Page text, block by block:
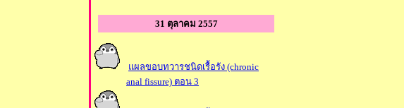
31 ตุลาคม 2557
ผลขอบทวารชนิดเรื้อรัง (chronic
anal fissure) ตอน 3